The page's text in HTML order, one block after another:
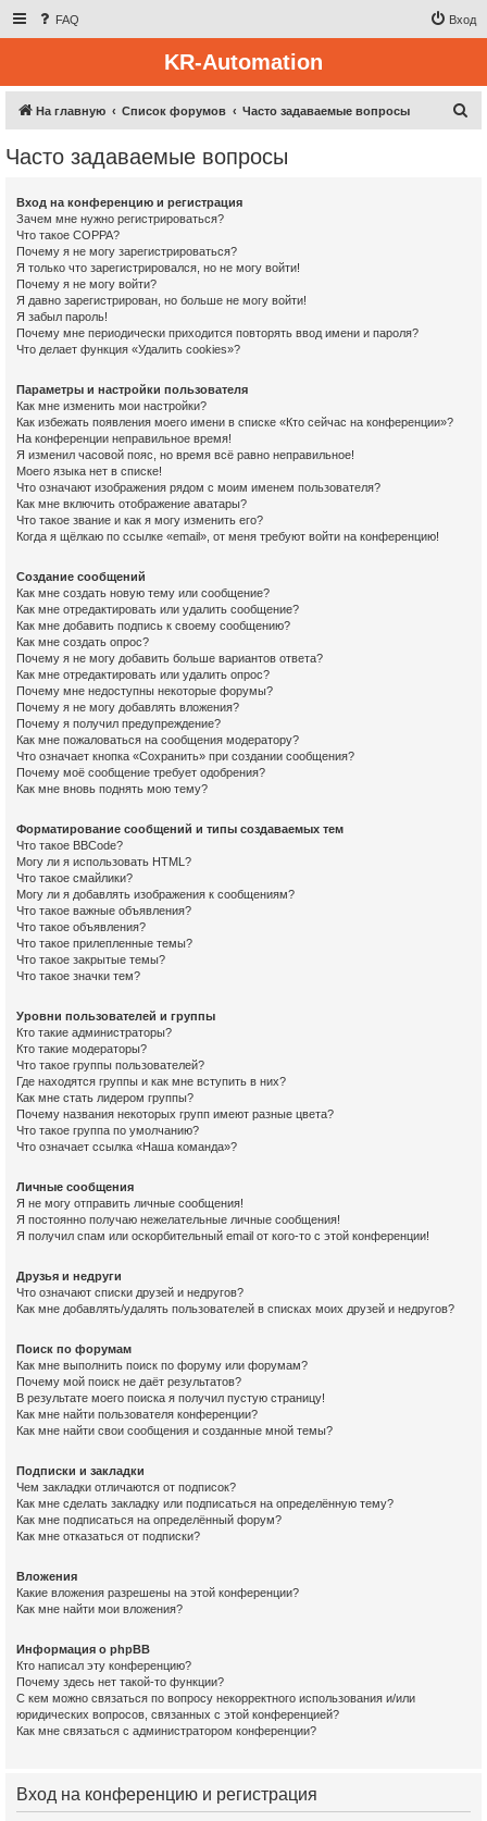
FAQ Вход
KR-Automation
На главную Список форумов Часто задаваемые вопросы
Часто задаваемые вопросы
Вход на конференцию и регистрация
Зачем мне нужно регистрироваться?
Что такое COPPA?
Почему я не могу зарегистрироваться?
Я только что зарегистрировался, но не могу войти!
Почему я не могу войти?
Я давно зарегистрирован, но больше не могу войти!
Я забыл пароль!
Почему мне периодически приходится повторять ввод имени и пароля?
Что делает функция «Удалить cookies»?
Параметры и настройки пользователя
Как мне изменить мои настройки?
Как избежать появления моего имени в списке «Кто сейчас на конференции»?
На конференции неправильное время!
Я изменил часовой пояс, но время всё равно неправильное!
Моего языка нет в списке!
Что означают изображения рядом с моим именем пользователя?
Как мне включить отображение аватары?
Что такое звание и как я могу изменить его?
Когда я щёлкаю по ссылке «email», от меня требуют войти на конференцию!
Создание сообщений
Как мне создать новую тему или сообщение?
Как мне отредактировать или удалить сообщение?
Как мне добавить подпись к своему сообщению?
Как мне создать опрос?
Почему я не могу добавить больше вариантов ответа?
Как мне отредактировать или удалить опрос?
Почему мне недоступны некоторые форумы?
Почему я не могу добавлять вложения?
Почему я получил предупреждение?
Как мне пожаловаться на сообщения модератору?
Что означает кнопка «Сохранить» при создании сообщения?
Почему моё сообщение требует одобрения?
Как мне вновь поднять мою тему?
Форматирование сообщений и типы создаваемых тем
Что такое BBCode?
Могу ли я использовать HTML?
Что такое смайлики?
Могу ли я добавлять изображения к сообщениям?
Что такое важные объявления?
Что такое объявления?
Что такое прилепленные темы?
Что такое закрытые темы?
Что такое значки тем?
Уровни пользователей и группы
Кто такие администраторы?
Кто такие модераторы?
Что такое группы пользователей?
Где находятся группы и как мне вступить в них?
Как мне стать лидером группы?
Почему названия некоторых групп имеют разные цвета?
Что такое группа по умолчанию?
Что означает ссылка «Наша команда»?
Личные сообщения
Я не могу отправить личные сообщения!
Я постоянно получаю нежелательные личные сообщения!
Я получил спам или оскорбительный email от кого-то с этой конференции!
Друзья и недруги
Что означают списки друзей и недругов?
Как мне добавлять/удалять пользователей в списках моих друзей и недругов?
Поиск по форумам
Как мне выполнить поиск по форуму или форумам?
Почему мой поиск не даёт результатов?
В результате моего поиска я получил пустую страницу!
Как мне найти пользователя конференции?
Как мне найти свои сообщения и созданные мной темы?
Подписки и закладки
Чем закладки отличаются от подписок?
Как мне сделать закладку или подписаться на определённую тему?
Как мне подписаться на определённый форум?
Как мне отказаться от подписки?
Вложения
Какие вложения разрешены на этой конференции?
Как мне найти мои вложения?
Информация о phpBB
Кто написал эту конференцию?
Почему здесь нет такой-то функции?
С кем можно связаться по вопросу некорректного использования и/или
юридических вопросов, связанных с этой конференцией?
Как мне связаться с администратором конференции?
Вход на конференцию и регистрация